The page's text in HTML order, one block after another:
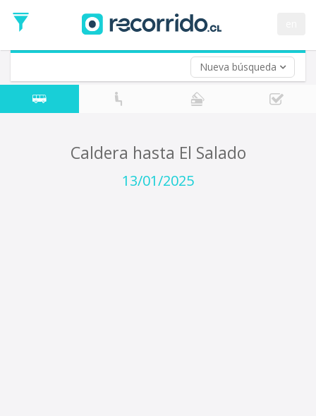
Nueva búsqueda
de
Ida
Vuelta (opcional)
Fecha
de
Caldera hasta El Salado
13/01/2025